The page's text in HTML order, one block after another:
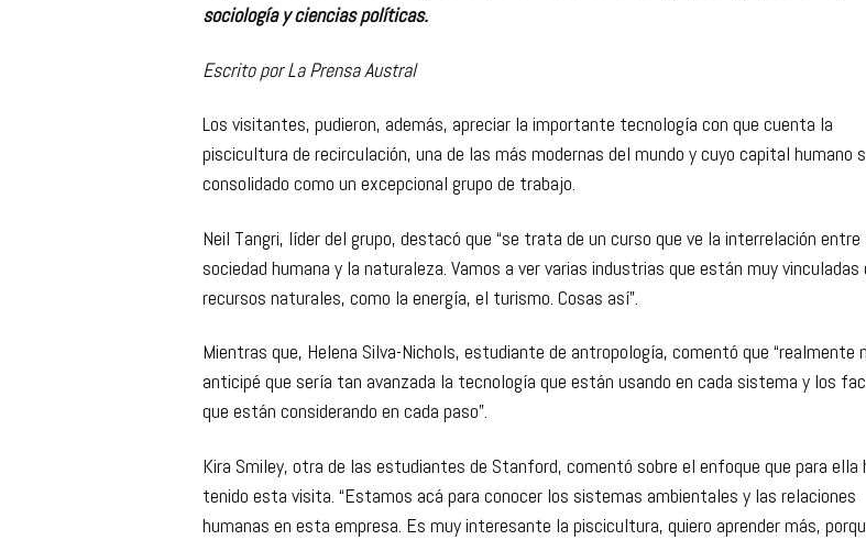
sociología y ciencias políticas.
Escrito por La Prensa Austral
Los visitantes, pudieron, además, apreciar la importante tecnología con que cuenta la
piscicultura de recirculación, una de las más modernas del mundo y cuyo capital humano
consolidado como un excepcional grupo de trabajo.
Neil Tangri, líder del grupo, destacó que “se trata de un curso que ve la interrelación entre
sociedad humana y la naturaleza. Vamos a ver varias industrias que están muy vinculadas
recursos naturales, como la energía, el turismo. Cosas así”.
Mientras que, Helena Silva-Nichols, estudiante de antropología, comentó que “realmente
anticipé que sería tan avanzada la tecnología que están usando en cada sistema y los
que están considerando en cada paso”.
Kira Smiley, otra de las estudiantes de Stanford, comentó sobre el enfoque que para ella
tenido esta visita. “Estamos acá para conocer los sistemas ambientales y las relaciones
humanas en esta empresa. Es muy interesante la piscicultura, quiero aprender más,